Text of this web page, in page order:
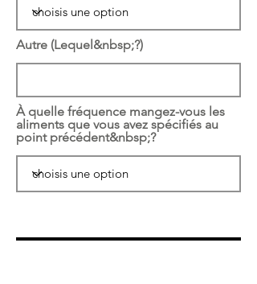
Autre (Lequel&nbsp;?)
À quelle fréquence mangez-vous les
aliments que vous avez spécifiés au
point précédent&nbsp;?